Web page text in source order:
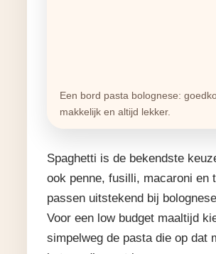
Een bord pasta bolognese:
makkelijk en altijd lekker.
Spaghetti is de bekendste
ook penne, fusilli, macaroni en
passen uitstekend bij
Voor een low budget maaltijd
simpelweg de pasta die op dat